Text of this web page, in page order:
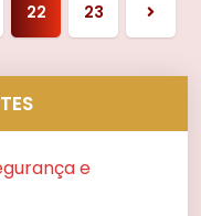
22 23
e